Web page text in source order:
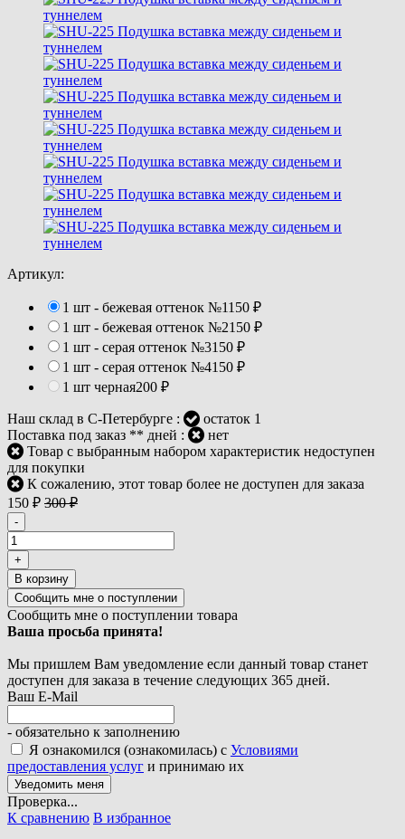
Артикул:
1 шт - бежевая оттенок №1150 ₽
1 шт - бежевая оттенок №2150 ₽
1 шт - серая оттенок №3150 ₽
1 шт - серая оттенок №4150 ₽
1 шт черная200 ₽
Наш склад в С-Петербурге :
остаток 1
Поставка под заказ ** дней :
нет
Товар с выбранным набором характеристик недоступен
для покупки
К сожалению, этот товар более не доступен для заказа
150 ₽ 300₽
-
+
В корзину
Сообщить мне о поступлении товара
Ваша просьба принята!
Мы пришлем Вам уведомление если данный товар станет
доступен для заказа в течение следующих 365 дней.
Ваш E-Mail
- обязательно к заполнению
Я ознакомился (ознакомилась) с Условиями
предоставления услуг и принимаю их
Проверка...
К сравнению В избранное